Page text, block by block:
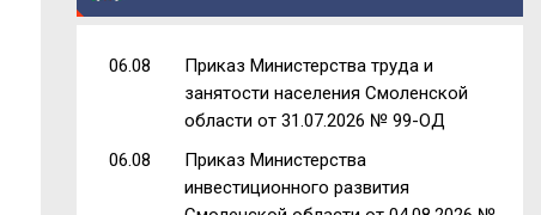
06.08
Приказ Министерства труда и
занятости населения Смоленской
области от 31.07.2026 № 99-ОД
06.08
Приказ Министерства
инвестиционного развития